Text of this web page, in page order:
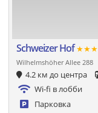
Schweizer Hof★★★
Wilhelmshöher Allee 288
4.2 км до центра
Wi-fi в лобби
Парковка